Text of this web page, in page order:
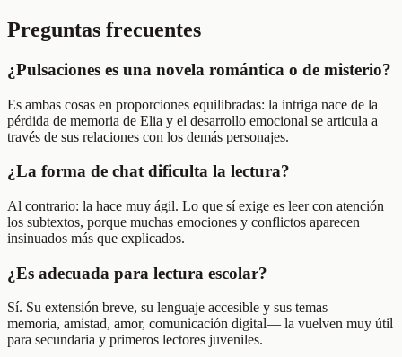
Preguntas frecuentes
¿Pulsaciones es una novela romántica o de misterio?
Es ambas cosas en proporciones equilibradas: la intriga nace de la
pérdida de memoria de Elia y el desarrollo emocional se articula a
través de sus relaciones con los demás personajes.
¿La forma de chat dificulta la lectura?
Al contrario: la hace muy ágil. Lo que sí exige es leer con atención
los subtextos, porque muchas emociones y conflictos aparecen
insinuados más que explicados.
¿Es adecuada para lectura escolar?
Sí. Su extensión breve, su lenguaje accesible y sus temas —
memoria, amistad, amor, comunicación digital— la vuelven muy útil
para secundaria y primeros lectores juveniles.